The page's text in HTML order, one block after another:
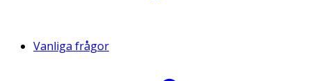
Vanliga frågor